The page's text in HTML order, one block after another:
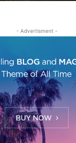
- Advertisment -